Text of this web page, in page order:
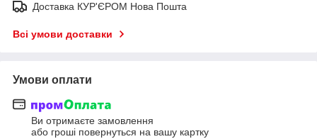
Доставка КУР'ЄРОМ Нова Пошта
Всі умови доставки
Умови оплати
Ви отримаєте замовлення
або гроші повернуться на вашу картку